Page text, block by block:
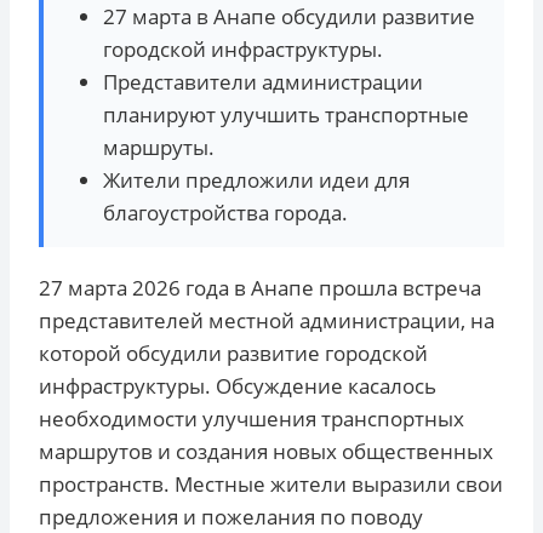
27 марта в Анапе обсудили развитие
городской инфраструктуры.
Представители администрации
планируют улучшить транспортные
маршруты.
Жители предложили идеи для
благоустройства города.
27 марта 2026 года в Анапе прошла встреча
представителей местной администрации, на
которой обсудили развитие городской
инфраструктуры. Обсуждение касалось
необходимости улучшения транспортных
маршрутов и создания новых общественных
пространств. Местные жители выразили свои
предложения и пожелания по поводу